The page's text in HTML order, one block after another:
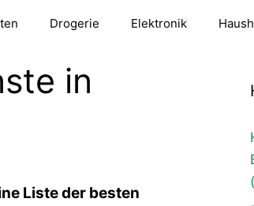
Drogerie Elektronik
in
Liste der besten